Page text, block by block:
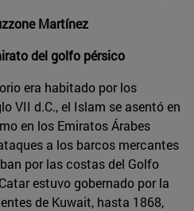
Martínez
del golfo pérsico
era habitado por los
VII d.C., el Islam se asentó en
en los Emiratos Árabes
a los barcos mercantes
por las costas del Golfo
estuvo gobernado por la
de Kuwait, hasta 1868,